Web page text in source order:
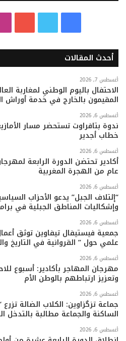
س
ب
و
ك
ي
ر
ت
ي
و
ب
أحدث المقالات
أغسطس 7, 2026
الاحتفال باليوم الوطني لمغاربة
المقيمون بالخارج في خدمة أوراش
أغسطس 6, 2026
ندوة بتافراوت تستحضر مسار
خطاب أجدير
أغسطس 6, 2026
عام من الهجرة المغربية
أغسطس 6, 2026
“إئتلاف الجبل” يدعو الأحزاب
وإشكاليات المناطق الجبلية في
أغسطس 6, 2026
جمعية فيستيفال تيفاوين توثق
علمي حول ” القروانية في التاريخ
أغسطس 6, 2026
مهرجان المهاجر بأكادير: أسبوع
وتعزيز ارتباطهم بالوطن الأم
أغسطس 6, 2026
جماعة تزگزاوين: الكلاب الضالة
الساكنة والجماعة مطالبة بالتدخل
أغسطس 6, 2026